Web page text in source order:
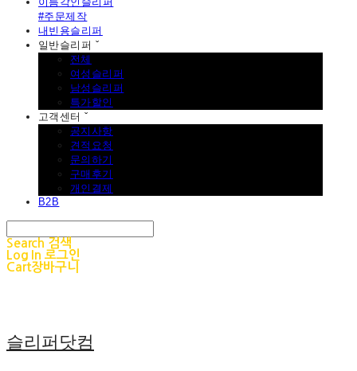
#주문제작
내빈용슬리퍼
일반슬리퍼 ˇ
전체
여성슬리퍼
남성슬리퍼
특가할인
고객센터 ˇ
공지사항
견적요청
문의하기
구매후기
개인결제
B2B
Search 검색
Log In 로그인
Cart장바구니
슬리퍼닷컴